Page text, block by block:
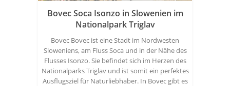
Bovec Soca Isonzo in Slowenien im
Nationalpark Triglav
Bovec Bovec ist eine Stadt im Nordwesten
Sloweniens, am Fluss Soca und in der Nähe des
Flusses Isonzo. Sie befindet sich im Herzen des
Nationalparks Triglav und ist somit ein perfektes
Ausflugsziel für Naturliebhaber. In Bovec gibt es